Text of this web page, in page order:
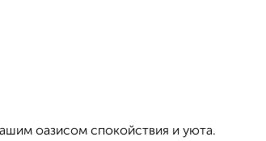
оазисом спокойствия и уюта.